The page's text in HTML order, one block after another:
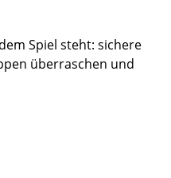
Spiel steht: sichere
überraschen und